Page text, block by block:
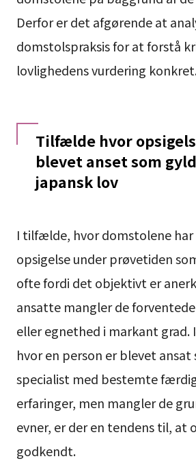
Derfor er det afgørende at
domstolspraksis for at forstå
lovlighedens vurdering
Tilfælde hvor
blevet anset som
japansk lov
I tilfælde, hvor domstolene
opsigelse under prøvetiden
ofte fordi det objektivt er
ansatte mangler de
eller egnethed i markant
hvor en person er blevet ansat
specialist med bestemte
erfaringer, men mangler de
evner, er der en tendens til, at
godkendt.